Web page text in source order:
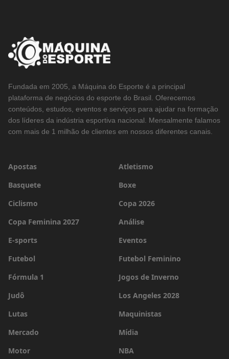
Fundada em 2005, a Máquina do Esporte é a principal
plataforma de negócios do esporte do Brasil. Oferecemos
conteúdos, estudos, eventos e serviços para ajudar na formação
dos líderes da indústria esportiva nacional. Mensalmente falamos
com mais de 1 milhão de clientes em nossos diferentes canais.
Apostas
Atletismo
Basquete
Boxe
Ciclismo
Copa 2026
Copa Feminina 2027
Análise
E-sports
Eventos
Futebol
Futebol Feminino
Fórmula 1
Jogos de Inverno
Judô
Los Angeles 2028
Lutas
Maquinistas
Mercado
Mídia
Motor
NBA